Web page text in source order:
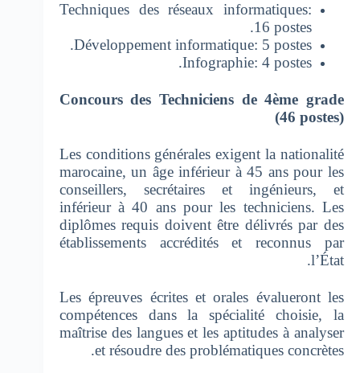
Techniques des réseaux informatiques:
16 postes.
Développement informatique: 5 postes.
Infographie: 4 postes.
Concours des Techniciens de 4ème grade
(46 postes)
Les conditions générales exigent la nationalité
marocaine, un âge inférieur à 45 ans pour les
conseillers, secrétaires et ingénieurs, et
inférieur à 40 ans pour les techniciens. Les
diplômes requis doivent être délivrés par des
établissements accrédités et reconnus par
l’État.
Les épreuves écrites et orales évalueront les
compétences dans la spécialité choisie, la
maîtrise des langues et les aptitudes à analyser
et résoudre des problématiques concrètes.